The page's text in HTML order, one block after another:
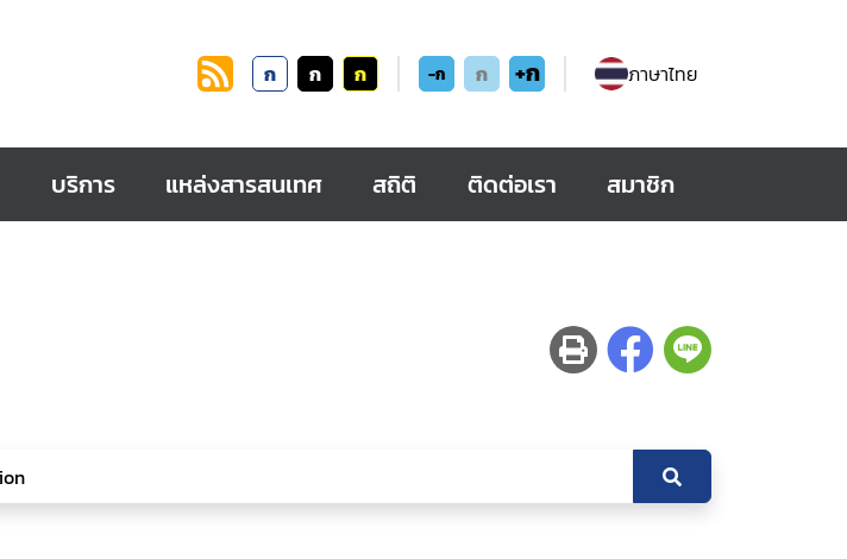
ก ก ก -ก ก +ก ภาษาไทย
บริการ แหล่งสารสนเทศ สถิติ ติดต่อเรา สมาชิก